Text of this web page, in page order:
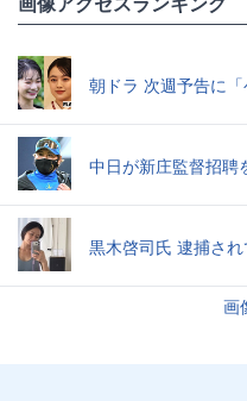
朝ドラ 次週予告に「
中日が新庄監督招聘
黒木啓司氏 逮捕さ
画